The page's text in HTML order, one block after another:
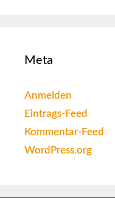
Meta
Anmelden
Eintrags-Feed
Kommentar-Feed
WordPress.org